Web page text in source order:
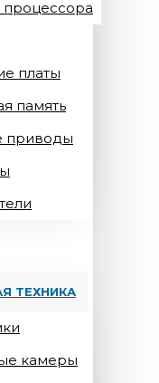
платы
память
приводы
ТЕХНИКА
камеры